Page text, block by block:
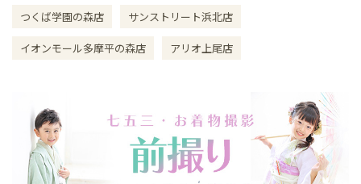
つくば学園の森店 サンストリート浜北店
イオンモール多摩平の森店 アリオ上尾店